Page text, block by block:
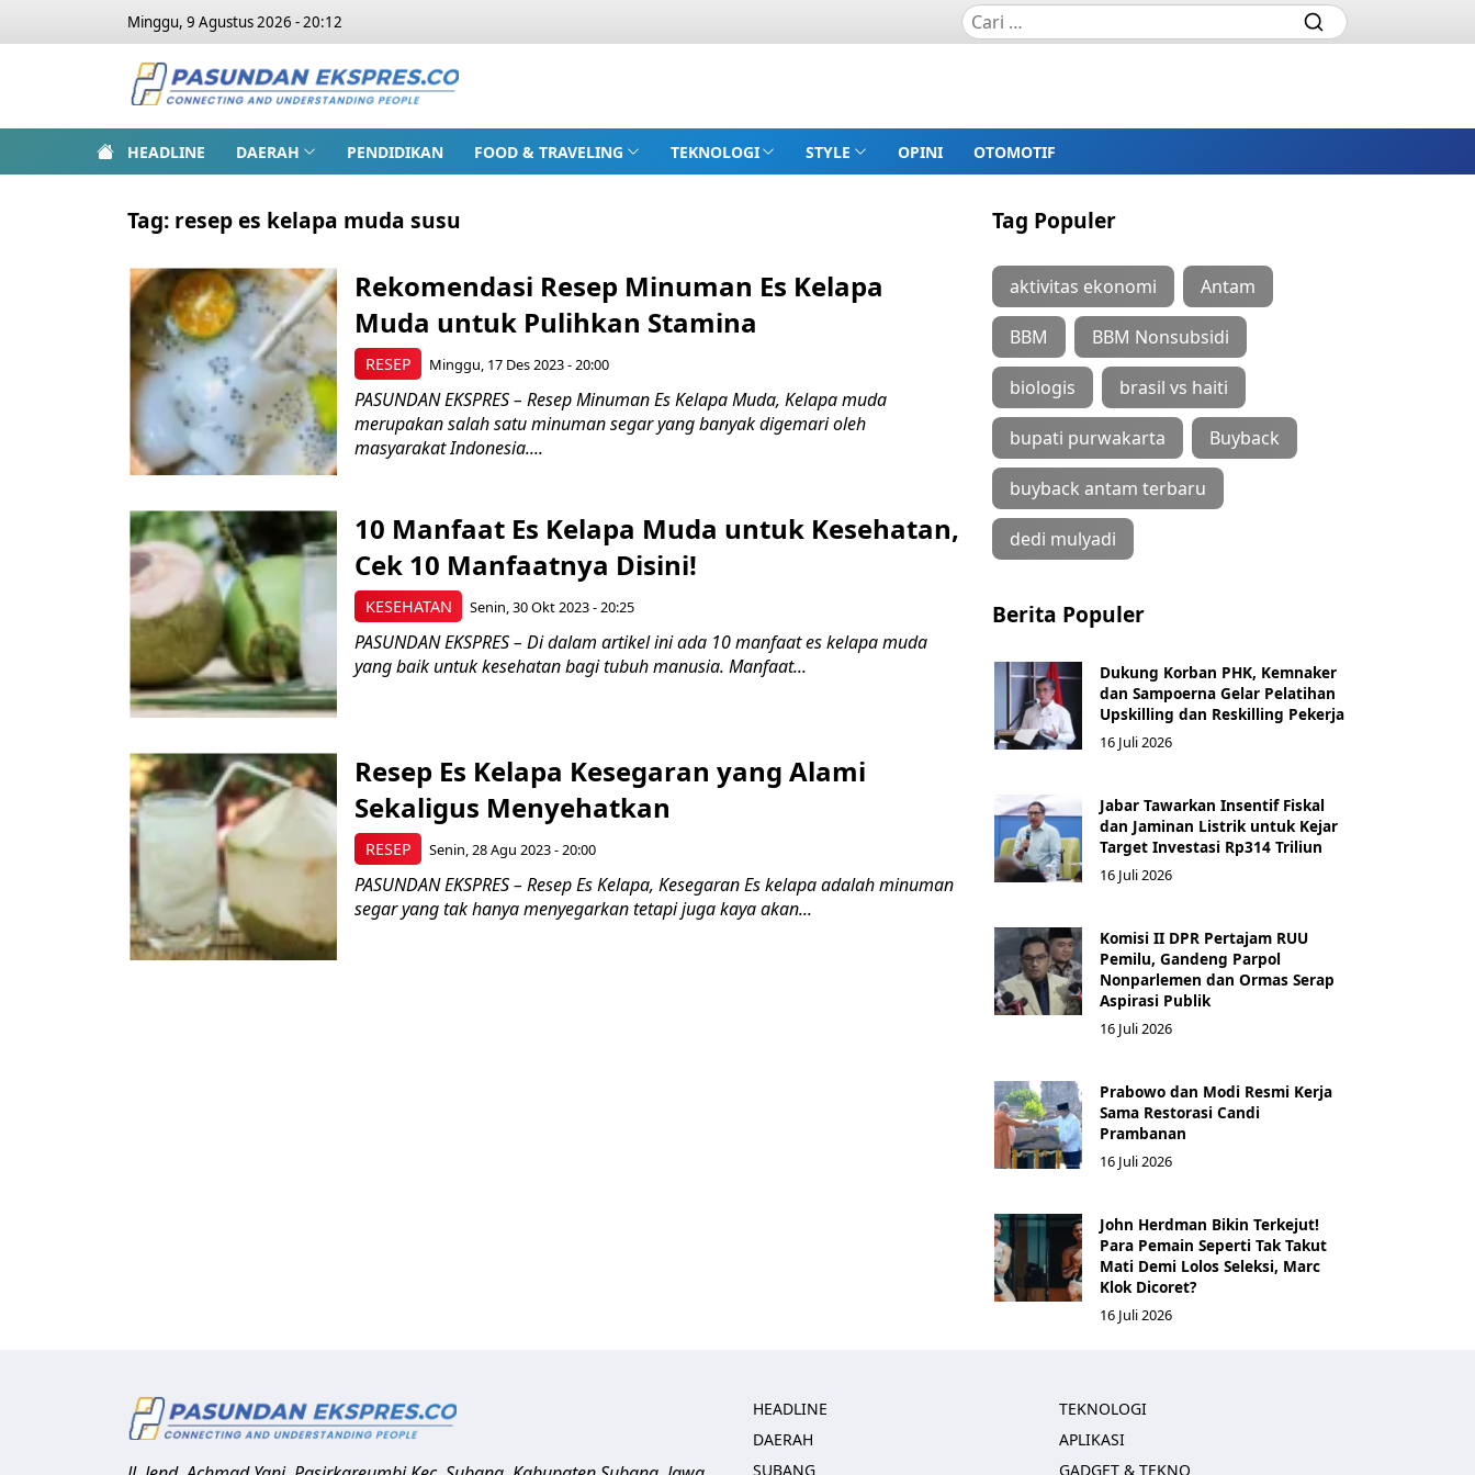
Minggu, 9 Agustus 2026 - 20:12
HEADLINE DAERAH PENDIDIKAN FOOD & TRAVELING TEKNOLOGI STYLE OPINI OTOMOTIF
Tag: resep es kelapa muda susu
RESEP
Rekomendasi Resep Minuman Es Kelapa
Muda untuk Pulihkan Stamina
Minggu, 17 Des 2023 - 20:00
PASUNDAN EKSPRES – Resep Minuman Es Kelapa Muda, Kelapa muda
merupakan salah satu minuman segar yang banyak digemari oleh
masyarakat Indonesia....
KESEHATAN
10 Manfaat Es Kelapa Muda untuk Kesehatan,
Cek 10 Manfaatnya Disini!
Senin, 30 Okt 2023 - 20:25
PASUNDAN EKSPRES – Di dalam artikel ini ada 10 manfaat es kelapa muda
yang baik untuk kesehatan bagi tubuh manusia. Manfaat...
RESEP
Resep Es Kelapa Kesegaran yang Alami
Sekaligus Menyehatkan
Senin, 28 Agu 2023 - 20:00
PASUNDAN EKSPRES – Resep Es Kelapa, Kesegaran Es kelapa adalah minuman
segar yang tak hanya menyegarkan tetapi juga kaya akan...
Tag Populer
aktivitas ekonomi Antam
BBM BBM Nonsubsidi
biologis brasil vs haiti
bupati purwakarta Buyback
buyback antam terbaru
dedi mulyadi
Berita Populer
Dukung Korban PHK, Kemnaker
dan Sampoerna Gelar Pelatihan
Upskilling dan Reskilling Pekerja
16 Juli 2026
Jabar Tawarkan Insentif Fiskal
dan Jaminan Listrik untuk Kejar
Target Investasi Rp314 Triliun
16 Juli 2026
Komisi II DPR Pertajam RUU
Pemilu, Gandeng Parpol
Nonparlemen dan Ormas Serap
Aspirasi Publik
16 Juli 2026
Prabowo dan Modi Resmi Kerja
Sama Restorasi Candi
Prambanan
16 Juli 2026
John Herdman Bikin Terkejut!
Para Pemain Seperti Tak Takut
Mati Demi Lolos Seleksi, Marc
Klok Dicoret?
16 Juli 2026
HEADLINE
DAERAH
SUBANG
TEKNOLOGI
APLIKASI
GADGET & TEKNO